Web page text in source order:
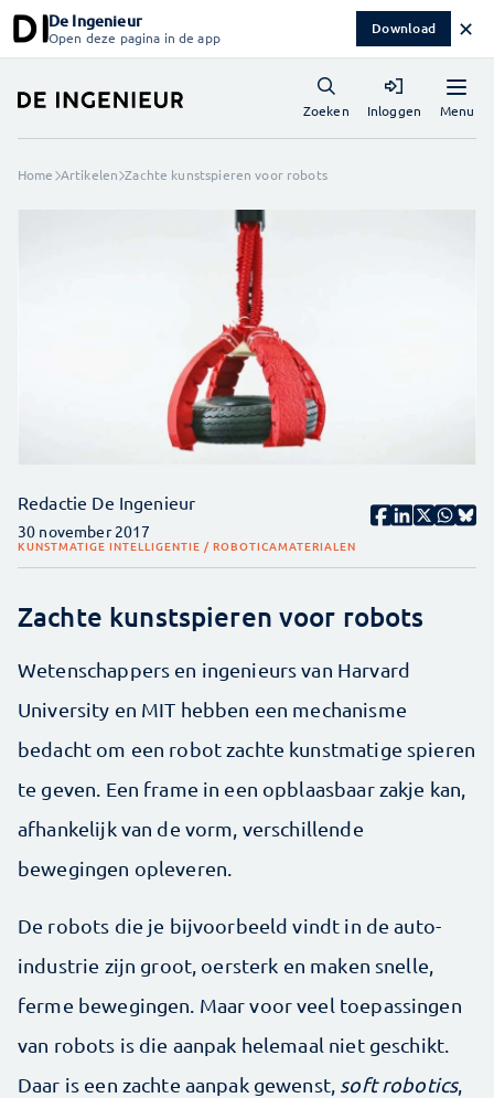
De Ingenieur
Open deze pagina in de app Download ✕
Menu
Zoeken Inloggen
Home Artikelen Zachte kunstspieren voor robots
Redactie De Ingenieur
30 november 2017
KUNSTMATIGE INTELLIGENTIE / ROBOTICAMATERIALEN
Zachte kunstspieren voor robots
Wetenschappers en ingenieurs van Harvard
University en MIT hebben een mechanisme
bedacht om een robot zachte kunstmatige spieren
te geven. Een frame in een opblaasbaar zakje kan,
afhankelijk van de vorm, verschillende
bewegingen opleveren.
De robots die je bijvoorbeeld vindt in de auto-
industrie zijn groot, oersterk en maken snelle,
ferme bewegingen. Maar voor veel toepassingen
van robots is die aanpak helemaal niet geschikt.
Daar is een zachte aanpak gewenst, soft robotics,